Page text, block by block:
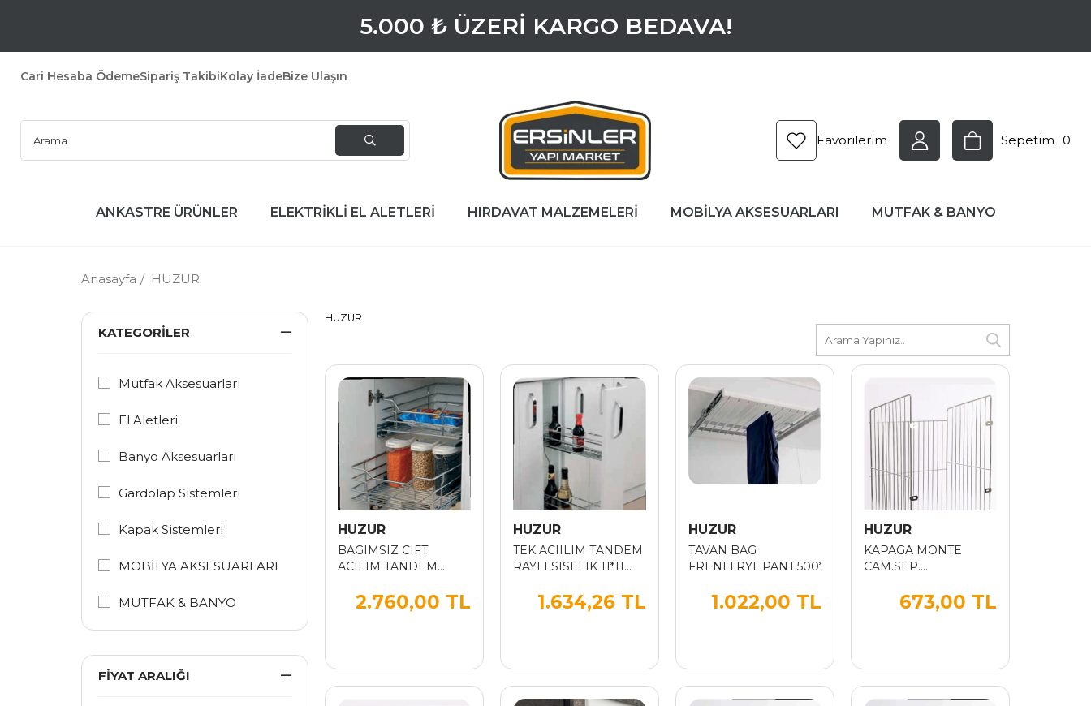
5.000 ₺ ÜZERİ KARGO BEDAVA!
Cari Hesaba ÖdemeSipariş TakibiKolay İadeBize Ulaşın
Sepetim 0
Favorilerim
ANKASTRE ÜRÜNLER ELEKTRİKLİ EL ALETLERİ HIRDAVAT MALZEMELERİ MOBİLYA AKSESUARLARI MUTFAK & BANYO
Anasayfa HUZUR
KATEGORILER
Mutfak Aksesuarları
El Aletleri
Banyo Aksesuarları
Gardolap Sistemleri
Kapak Sistemleri
MOBİLYA AKSESUARLARI
MUTFAK & BANYO
FIYAT ARALIĞI
HUZUR
HUZUR
BAGIMSIZ CIFT
ACILIM TANDEM
CM2.760,00 TL
HUZUR
TEK ACIILIM TANDEM
RAYLI SISELIK 11*11
1.634,26 TL
HUZUR
TAVAN BAG
FRENLI.RYL.PANT.500*45
1.022,00 TL
HUZUR
KAPAGA MONTE
CAM.SEP.
673,00 TL